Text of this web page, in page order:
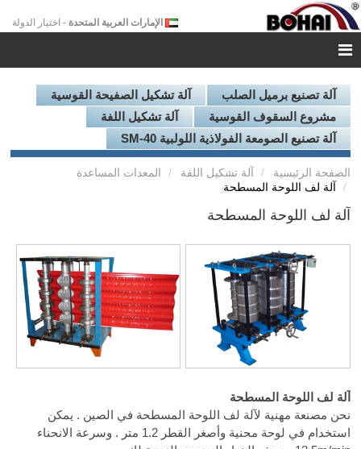
الإمارات العربية المتحدة - اختيار الدولة
آلة تصنيع برميل الصلب
آلة تشكيل الصفيحة القوسية
مشروع السقوف القوسية
آلة تشكيل اللفة
آلة تصنيع الصومعة الفولاذية اللولبية SM-40
الصفحة الرئيسية آلة تشكيل اللفة
المعدات المساعدة
آلة لف اللوحة المسطحة
آلة لف اللوحة المسطحة
آلة لف اللوحة المسطحة
نحن مصنعة مهنية لآلة لف اللوحة المسطحة في الصين . يمكن
استخدام في لوحة محنية وأصغر القطر 1.2 متر . وسرعة الانحناء